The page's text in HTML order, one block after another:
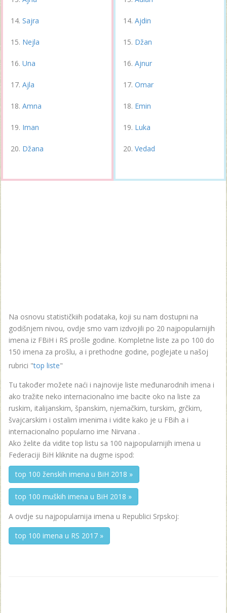
Sajra
Nejla
Una
Ajla
Amna
Iman
Džana
Ajdin
Džan
Ajnur
Omar
Emin
Luka
Vedad
Na osnovu statističkiih podataka, koji su nam dostupni na
godišnjem nivou, ovdje smo vam izdvojili po 20 najpopularnijih
imena iz FBiH i RS prošle godine. Kompletne liste za po 100 do
150 imena za prošlu, a i prethodne godine, poglejate u našoj
rubrici "top liste"
Tu također možete naći i najnovije liste međunarodnih imena i
ako tražite neko internacionalno ime bacite oko na liste za
ruskim, italijanskim, španskim, njemačkim, turskim, grčkim,
švajcarskim i ostalim imenima i vidite kako je u FBih a i
internacionalno popularno ime Nirvana .
Ako želite da vidite top listu sa 100 najpopularnijih imena u
Federaciji BiH kliknite na dugme ispod:
top 100 ženskih imena u BiH 2018 »
top 100 muških imena u BiH 2018 »
A ovdje su najpopularnija imena u Republici Srpskoj:
top 100 imena u RS 2017 »